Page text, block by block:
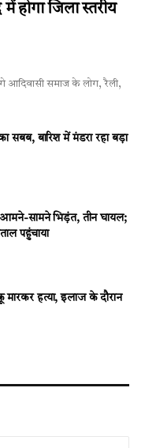
होगा जिला स्तरीय
आदिवासी समाज के लोग, रैली,
सबब, बारिश में मंडरा रहा बड़ा
सामने भिड़ंत, तीन घायल;
पहुंचाया
मारकर हत्या, इलाज के दौरान